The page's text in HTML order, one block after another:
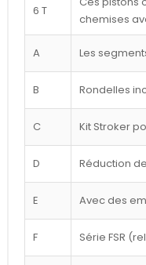
6 T
chemises
A Les
B Rondelles
C Kit Stroker
D Réduction
E Avec des
F Série FSR